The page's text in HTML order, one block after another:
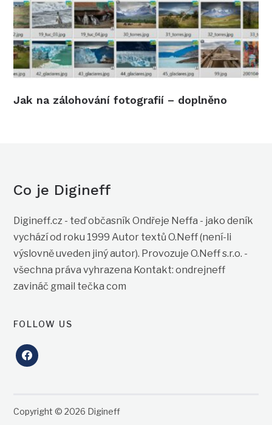
Jak na zálohování fotografií – doplněno
Co je Digineff
Digineff.cz - teď občasník Ondřeje Neffa - jako deník
vychází od roku 1999 Autor textů O.Neff (není-li
výslovně uveden jiný autor). Provozuje O.Neff s.r.o. -
všechna práva vyhrazena Kontakt: ondrejneff
zavináč gmail tečka com
FOLLOW US
facebook
Copyright © 2026 Digineff